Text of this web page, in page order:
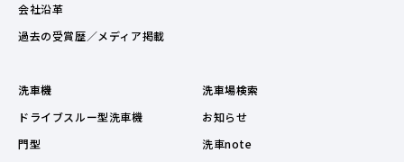
会社沿革
過去の受賞歴／メディア掲載
洗車機
ドライブスルー型洗車機
門型
洗車場検索
お知らせ
洗車note